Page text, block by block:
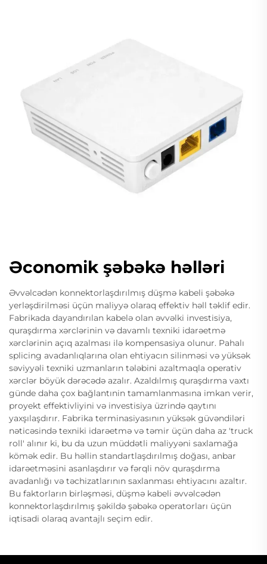
Əconomik şəbəkə həlləri
Əvvəlcədən konnektorlaşdırılmış düşmə kabeli şəbəkə
yerləşdirilməsi üçün maliyyə olaraq effektiv həll təklif edir.
Fabrikada dayandırılan kabelə olan əvvəlki investisiya,
quraşdırma xərclərinin və davamlı texniki idarəetmə
xərclərinin açıq azalması ilə kompensasiya olunur. Pahalı
splicing avadanlıqlarına olan ehtiyacın silinməsi və yüksək
səviyyəli texniki uzmanların tələbini azaltmaqla operativ
xərclər böyük dərəcədə azalır. Azaldılmış quraşdırma vaxtı
günde daha çox bağlantınin tamamlanmasına imkan verir,
proyekt effektivliyini və investisiya üzrində qaytını
yaxşılaşdırır. Fabrika terminasiyasının yüksək güvəndiləri
nəticəsində texniki idarəetmə və təmir üçün daha az 'truck
roll' alınır ki, bu da uzun müddətli maliyyəni saxlamağa
kömək edir. Bu həllin standartlaşdırılmış doğası, anbar
idarəetməsini asanlaşdırır və fərqli növ quraşdırma
avadanlığı və təchizatlarının saxlanması ehtiyacını azaltır.
Bu faktorların birləşməsi, düşmə kabeli əvvəlcədən
konnektorlaşdırılmış şəkildə şəbəkə operatorları üçün
iqtisadi olaraq avantajlı seçim edir.